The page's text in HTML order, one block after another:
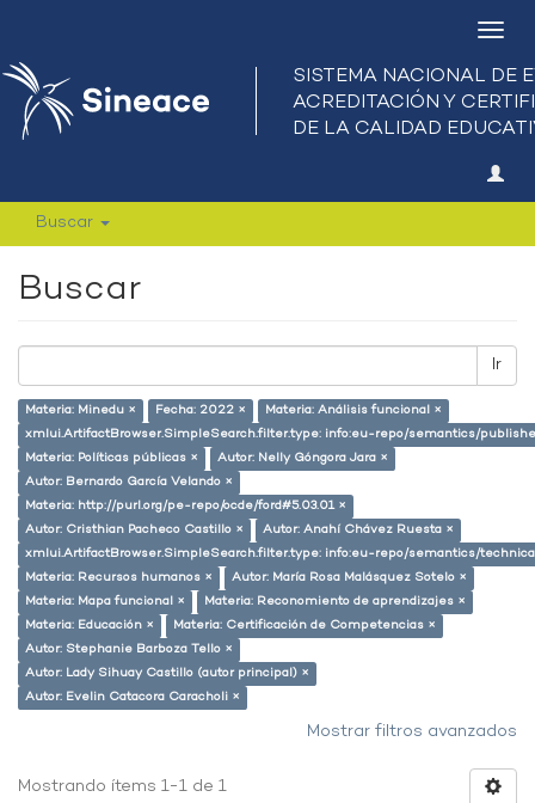
Buscar
Buscar
Ir
Materia: Minedu × Fecha: 2022 ×
Materia: Análisis funcional ×
xmlui.ArtifactBrowser.SimpleSearch.filter.type: info:eu-repo/semantics/
Materia: Políticas públicas ×
Autor: Nelly Góngora Jara ×
Autor: Bernardo García Velando ×
Materia: http://purl.org/pe-repo/ocde/ford#5.03.01 ×
Autor: Cristhian Pacheco Castillo ×
Autor: Anahí Chávez Ruesta ×
xmlui.ArtifactBrowser.SimpleSearch.filter.type: info:eu-repo/semantics/
Materia: Recursos humanos ×
Autor: María Rosa Malásquez Sotelo ×
Materia: Mapa funcional ×
Materia: Reconomiento de aprendizajes ×
Materia: Educación ×
Materia: Certificación de Competencias ×
Autor: Stephanie Barboza Tello ×
Autor: Lady Sihuay Castillo (autor principal) ×
Autor: Evelin Catacora Caracholi ×
Mostrar filtros avanzados
Mostrando ítems 1-1 de 1